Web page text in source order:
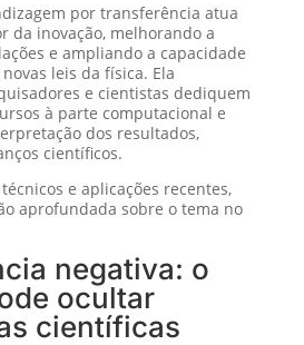
por transferência atua
da inovação, melhorando a
e ampliando a capacidade
leis da física. Ela
e cientistas dediquem
à parte computacional e
dos resultados,
científicos.
e aplicações recentes,
aprofundada sobre o tema no
negativa: o
ocultar
científicas